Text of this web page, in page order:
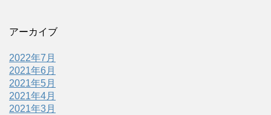
アーカイブ
2022年7月
2021年6月
2021年5月
2021年4月
2021年3月